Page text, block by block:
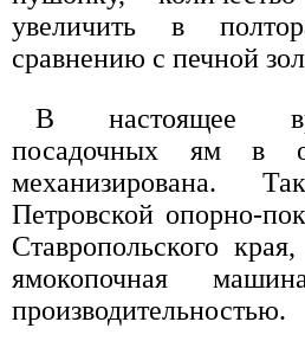
увеличить в
сравнению с печной
В настоящее
посадочных ям в
механизирована.
Петровской опорно-
Ставропольского
ямокопочная
производительностью.